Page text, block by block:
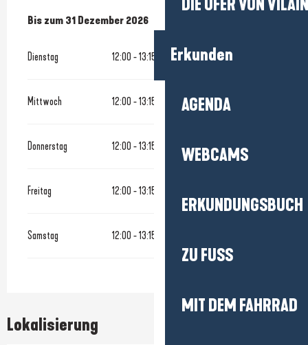
DIE UFER VON
Erkunden
AGENDA
WEBCAMS
ERKUNDUNGSBUCH
ZU FUSS
MIT DEM FAHRRAD
vom18 Februar 2026bis zum
Bis zum 31 Dezember 2026
Dienstag 12:00 - 13:15
Mittwoch 12:00 - 13:15
Donnerstag 12:00 - 13:15
Freitag 12:00 - 13:15
Samstag 12:00 - 13:15
Lokalisierung